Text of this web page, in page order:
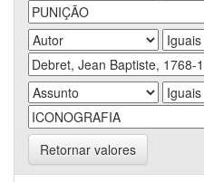
Retornar valores